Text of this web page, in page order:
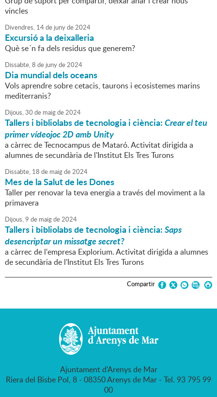
vincles
Divendres, 14de junyde2024
Excursió a la deixalleria
Què se´n fa dels residus que generem?
Dissabte,8 de junyde2024
Dia mundial dels oceans
Vols aprendre sobre cetacis, taurons i ecosistemes marins
mediterranis?
Dijous,30 de maigde2024
Tallers i bibliolabs de tecnologia i ciència:Crear el teu
primer vídeojoc 2D amb Unity
a càrrec de Tecnocampus de Mataró. Activitat dirigida a
alumnes de secundària de l'Institut Els Tres Turons
Dissabte, 18 de maigde2024
Mes de la Salut de les Dones
Taller per renovar la teva energia a través del moviment a la
primavera
Dijous,9 de maigde2024
Tallers i bibliolabs de tecnologia i ciència:Saps
desencriptar un missatge secret?
a càrrec de l'empresa Explorium. Activitat dirigida a alumnes
de secundària de l'Institut Els Tres Turons
Compartir
Ajuntament d'Arenys de Mar
Riera del Bisbe Pol, 8 - 08350 Arenys de Mar - Tel. 93 795 99
00